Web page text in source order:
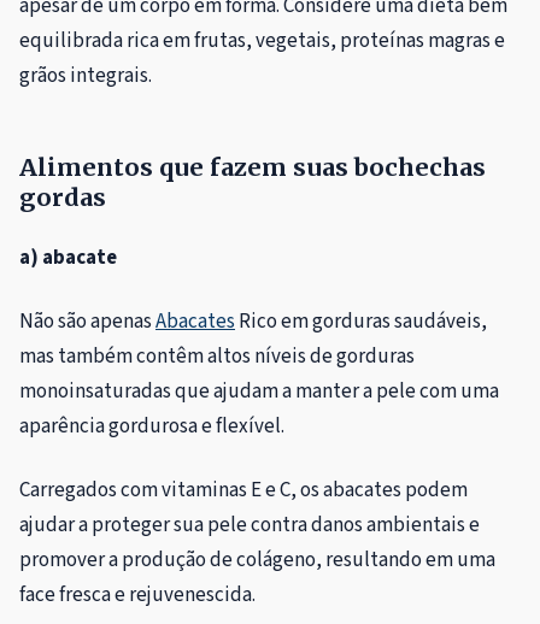
equilibrada rica em frutas, vegetais, proteínas magras e
grãos integrais.
Alimentos que fazem suas bochechas
gordas
a) abacate
Não são apenasAbacates Rico em gorduras saudáveis,
mas também contêm altos níveis de gorduras
monoinsaturadas que ajudam a manter a pele com uma
aparência gordurosa e flexível.
Carregados com vitaminas E e C, os abacates podem
ajudar a proteger sua pele contra danos ambientais e
promover a produção de colágeno, resultando em uma
face fresca e rejuvenescida.